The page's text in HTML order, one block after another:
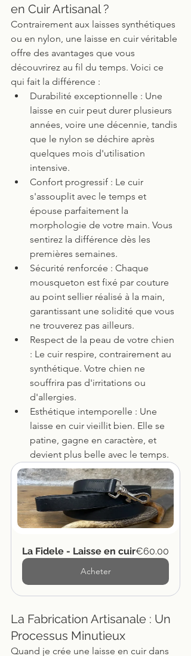
en Cuir Artisanal ?
Contrairement aux laisses synthétiques
ou en nylon, une laisse en cuir véritable
offre des avantages que vous
découvrirez au fil du temps. Voici ce
qui fait la différence :
Durabilité exceptionnelle : Une
laisse en cuir peut durer plusieurs
années, voire une décennie, tandis
que le nylon se déchire après
quelques mois d'utilisation
intensive.
Confort progressif : Le cuir
s'assouplit avec le temps et
épouse parfaitement la
morphologie de votre main. Vous
sentirez la différence dès les
premières semaines.
Sécurité renforcée : Chaque
mousqueton est fixé par couture
au point sellier réalisé à la main,
garantissant une solidité que vous
ne trouverez pas ailleurs.
Respect de la peau de votre chien
: Le cuir respire, contrairement au
synthétique. Votre chien ne
souffrira pas d'irritations ou
d'allergies.
Esthétique intemporelle : Une
laisse en cuir vieillit bien. Elle se
patine, gagne en caractère, et
devient plus belle avec le temps.
La Fidele - Laisse en cuir€60.00
Acheter
La Fabrication Artisanale : Un
Processus Minutieux
Quand je crée une laisse en cuir dans